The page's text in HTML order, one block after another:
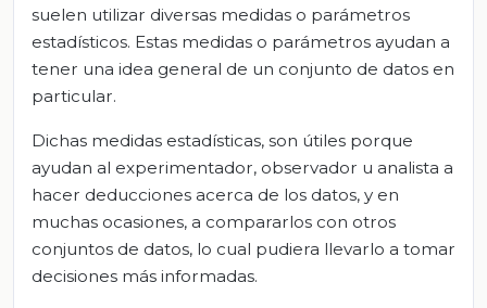
suelen utilizar diversas medidas o parámetros
estadísticos. Estas medidas o parámetros ayudan a
tener una idea general de un conjunto de datos en
particular.
Dichas medidas estadísticas, son útiles porque
ayudan al experimentador, observador u analista a
hacer deducciones acerca de los datos, y en
muchas ocasiones, a compararlos con otros
conjuntos de datos, lo cual pudiera llevarlo a tomar
decisiones más informadas.